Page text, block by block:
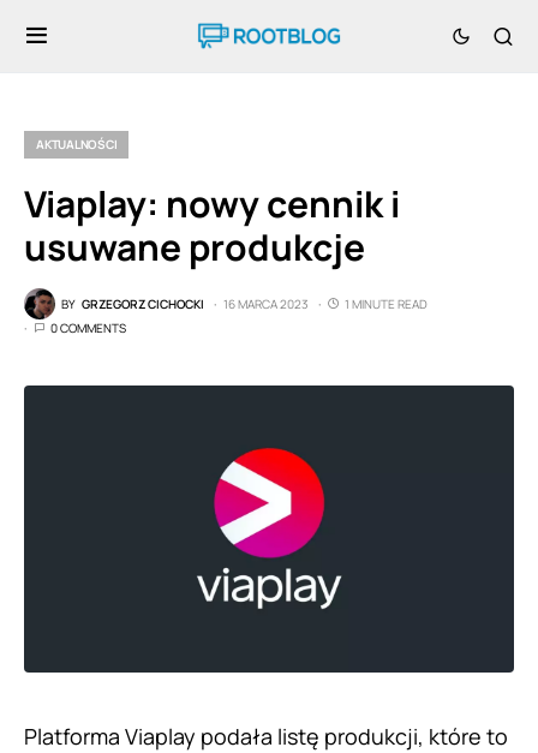
AKTUALNOŚCI
Viaplay: nowy cennik i
usuwane produkcje
BY GRZEGORZ CICHOCKI 16 MARCA 2023
1 MINUTE READ
0 COMMENTS
Platforma Viaplay podała listę produkcji, które to